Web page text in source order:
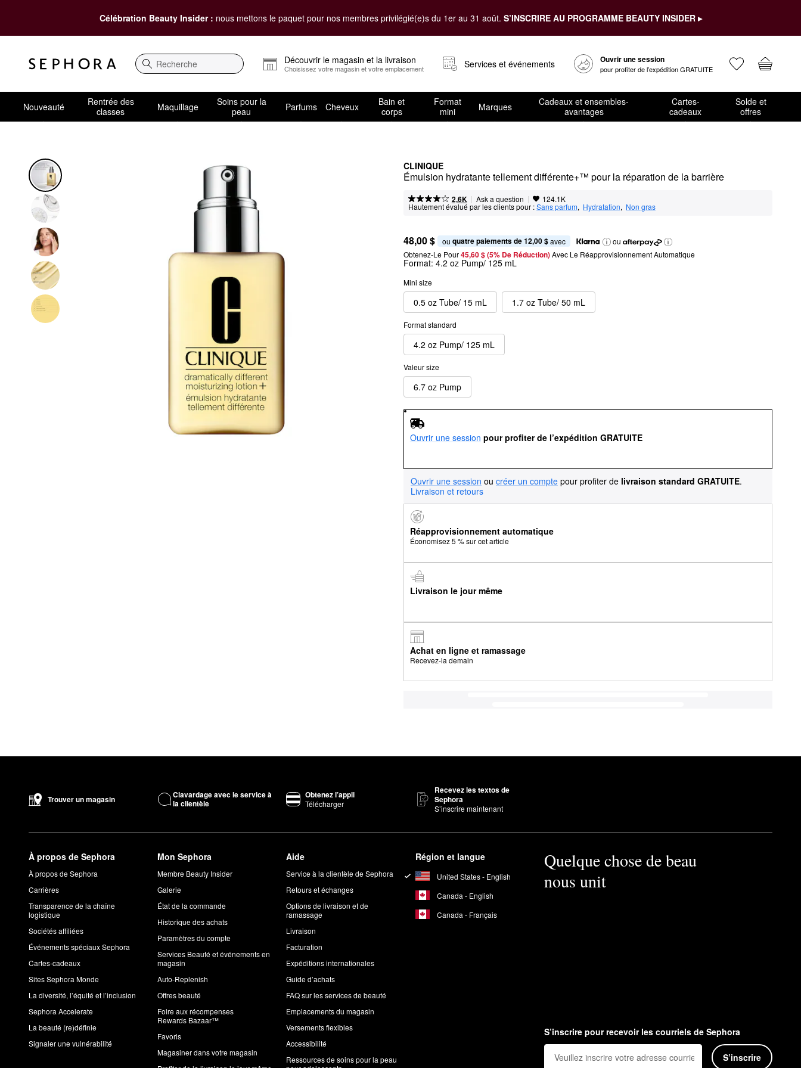
Célébration Beauty Insider : nous mettons le paquet pour nos membres privilégié(e)s du 1er au 31 août. S’INSCRIRE AU PROGRAMME BEAUTY INSIDER ▸
Recherche
Découvrir le magasin et la livraison
Choisissez votre magasin et votre emplacement Services et événements Ouvrir une session
pour profiter de l’expédition GRATUITE
Nouveauté
Rentrée des
classes
Maquillage
Soins pour la
peau
Parfums Cheveux
Bain et
corps
Format
mini
Marques
Cadeaux et ensembles-
avantages
Cartes-
cadeaux
Solde et
offres
CLINIQUE
2,6K | Ask a question | 124.1K
Hautement évalué par les clients pour :Sans parfum, Hydratation, Non gras
48,00 $ ou quatre paiements de 12,00 $ avec
ou
Obtenez-Le Pour45,60 $ (5% De Réduction) Avec Le Réapprovisionnement Automatique
Format: 4.2 oz Pump/ 125 mL
Mini size
0.5 oz Tube/ 15 mL 1.7 oz Tube/ 50 mL
Format standard
4.2 oz Pump/ 125 mL
Valeur size
6.7 oz Pump
Ouvrir une session pour profiter de l’expédition GRATUITE
Ouvrir une session ou créer un compte pour profiter de livraison standard GRATUITE.
Livraison et retours
Réapprovisionnement automatique
Économisez 5 % sur cet article
Livraison le jour même
Achat en ligne et ramassage
Recevez-la demain
Trouver un magasin
Clavardage avec le service à
la clientèle
Obtenez l’appli
Télécharger
Recevez les textos de
Sephora
S’inscrire maintenant
À propos de Sephora
À propos de Sephora
Carrières
Transparence de la chaîne
logistique
Sociétés affiliées
Événements spéciaux Sephora
Cartes-cadeaux
Sites Sephora Monde
La diversité, l’équité et l’inclusion
Sephora Accelerate
La beauté (re)définie
Signaler une vulnérabilité
Mon Sephora
Membre Beauty Insider
Galerie
État de la commande
Historique des achats
Paramètres du compte
Services Beauté et événements en
magasin
Auto-Replenish
Offres beauté
Foire aux récompenses
Rewards Bazaar™
Favoris
Magasiner dans votre magasin
Aide
Service à la clientèle de Sephora
Retours et échanges
Options de livraison et de
ramassage
Livraison
Facturation
Expéditions internationales
Guide d’achats
FAQ sur les services de beauté
Emplacements du magasin
Versements flexibles
Accessibilité
Ressources de soins pour la peau
Région et langue
United States - English
Canada - English
Canada - Français
Quelque chose de beau
nous unit
S’inscrire pour recevoir les courriels de Sephora
S’inscrire